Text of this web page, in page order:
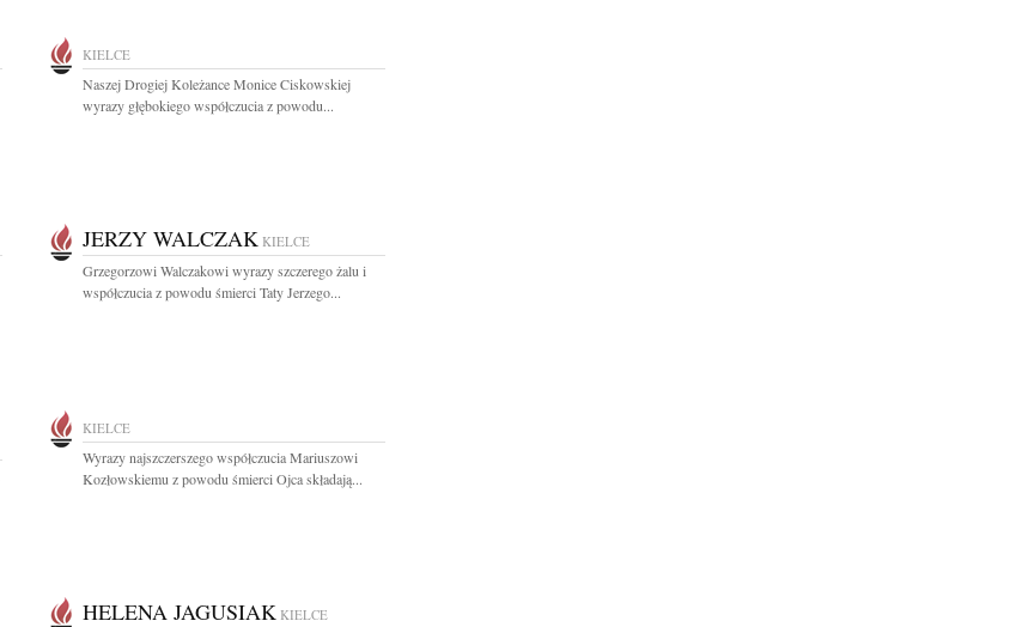
KIELCE
Naszej Drogiej Koleżance Monice Ciskowskiej
wyrazy głębokiego współczucia z powodu...
JERZY WALCZAK KIELCE
Grzegorzowi Walczakowi wyrazy szczerego żalu i
współczucia z powodu śmierci Taty Jerzego...
KIELCE
Wyrazy najszczerszego współczucia Mariuszowi
Kozłowskiemu z powodu śmierci Ojca składają...
HELENA JAGUSIAK KIELCE